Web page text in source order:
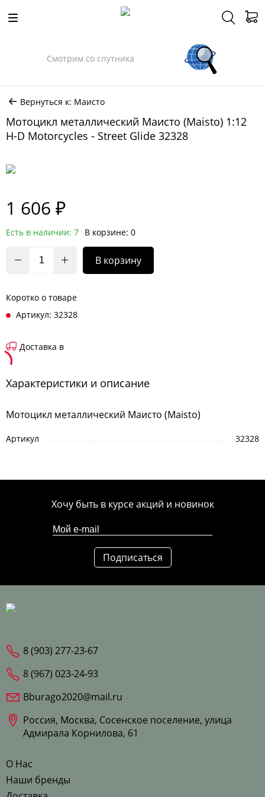
Смотрим со спутника
Вернуться к: Маисто
Мотоцикл металлический Маисто (Maisto) 1:12
H-D Motorcycles - Street Glide 32328
1 606 ₽
Есть в наличии: 7 В корзине: 0
В корзину
Коротко о товаре
Артикул: 32328
Доставка в
Характеристики и описание
Мотоцикл металлический Маисто (Maisto)
Артикул 32328
Хочу быть в курсе акций и новинок
Подписаться
8 (903) 277-23-67
8 (967) 023-24-93
Bburago2020@mail.ru
Россия, Москва, Сосенское поселение, улица
Адмирала Корнилова, 61
О Нас
Наши бренды